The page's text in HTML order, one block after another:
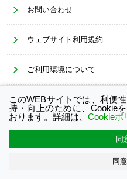
お問い合わせ
ウェブサイト利用規約
ご利用環境について
Cookieポリシー
Copyright© OKAYA &
このWEBサイトでは、利便
持・向上のために、Cookie
おります。詳細は、 Cookieポ
同
同